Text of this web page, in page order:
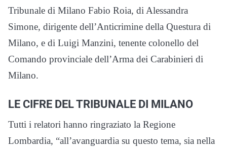
Tribunale di Milano Fabio Roia, di Alessandra
Simone, dirigente dell’Anticrimine della Questura di
Milano, e di Luigi Manzini, tenente colonello del
Comando provinciale dell’Arma dei Carabinieri di
Milano.
LE CIFRE DEL TRIBUNALE DI MILANO
Tutti i relatori hanno ringraziato la Regione
Lombardia, “all’avanguardia su questo tema, sia nella